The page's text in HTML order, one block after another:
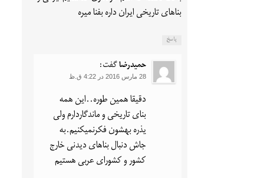
بناهای تاریخی ایران داره بفنا میره
پاسخ
حمیدرضاگفت:
28 مارس 2016 در 4:22 ق.ظ
دقیقا همین طوره..این همه
بنای تاریخی و ماندگاردارم ولی
یذره بهشون فکرنمیکنیم.به
جاش دنبال بناهای دیدنی خارج
کشور و کشورای عربی هستیم